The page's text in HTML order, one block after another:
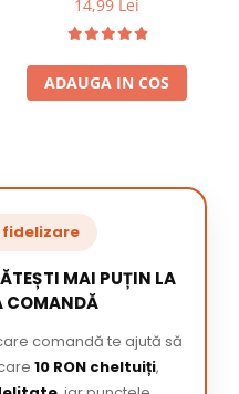
14,99 Lei
ADAUGA IN COS
fidelizare
MAI PUȚIN LA
COMANDĂ
comandă te ajută să
10 RON cheltuiți,